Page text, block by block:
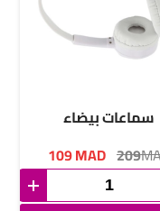
سماعات بيضاء
109MAD 209